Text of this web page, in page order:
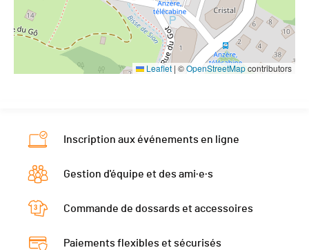
Leaflet | ©OpenStreetMapcontributors
Inscription aux événements en ligne
Gestion d'équipe et des ami·e·s
Commande de dossards et accessoires
Paiements flexibles et sécurisés